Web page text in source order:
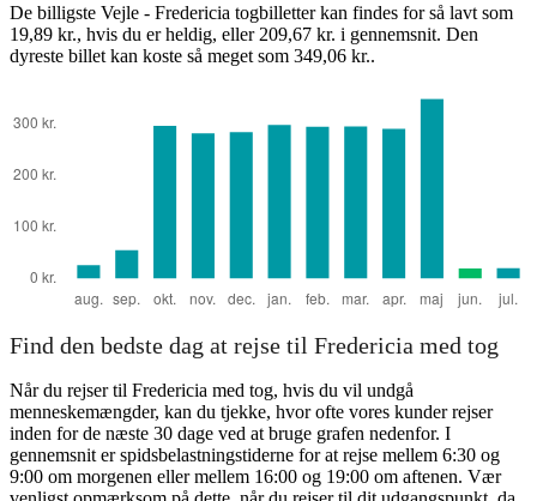
De billigste Vejle - Fredericia togbilletter kan findes for så lavt som
19,89 kr., hvis du er heldig, eller 209,67 kr. i gennemsnit. Den
dyreste billet kan koste så meget som 349,06 kr..
Find den bedste dag at rejse til Fredericia med tog
Når du rejser til Fredericia med tog, hvis du vil undgå
menneskemængder, kan du tjekke, hvor ofte vores kunder rejser
inden for de næste 30 dage ved at bruge grafen nedenfor. I
gennemsnit er spidsbelastningstiderne for at rejse mellem 6:30 og
9:00 om morgenen eller mellem 16:00 og 19:00 om aftenen. Vær